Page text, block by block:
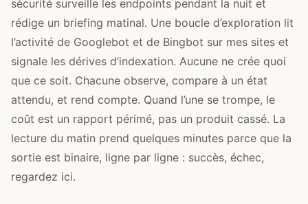
sécurité surveille les endpoints pendant la nuit et
rédige un briefing matinal. Une boucle d’exploration lit
l’activité de Googlebot et de Bingbot sur mes sites et
signale les dérives d’indexation. Aucune ne crée quoi
que ce soit. Chacune observe, compare à un état
attendu, et rend compte. Quand l’une se trompe, le
coût est un rapport périmé, pas un produit cassé. La
lecture du matin prend quelques minutes parce que la
sortie est binaire, ligne par ligne : succès, échec,
regardez ici.